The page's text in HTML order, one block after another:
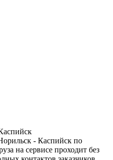
- Каспийск по
на сервисе проходит без